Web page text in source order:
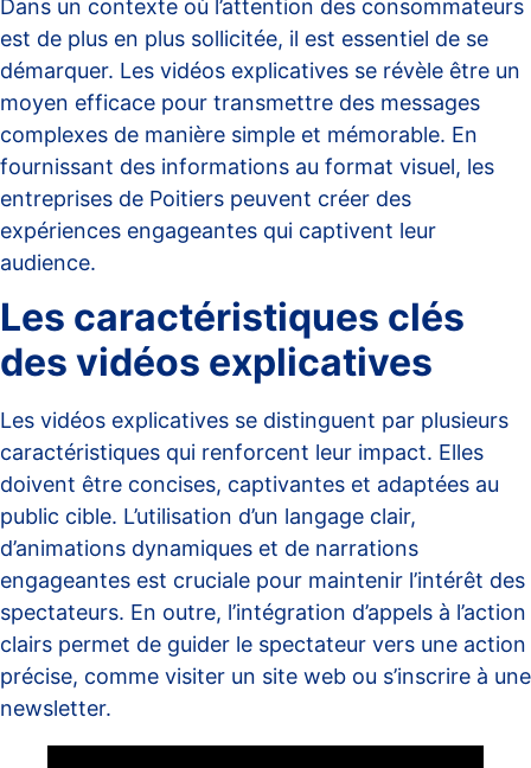
Dans un contexte où l’attention des consommateurs
est de plus en plus sollicitée, il est essentiel de se
démarquer. Les vidéos explicatives se révèle être un
moyen efficace pour transmettre des messages
complexes de manière simple et mémorable. En
fournissant des informations au format visuel, les
entreprises de Poitiers peuvent créer des
expériences engageantes qui captivent leur
audience.
Les caractéristiques clés
des vidéos explicatives
Les vidéos explicatives se distinguent par plusieurs
caractéristiques qui renforcent leur impact. Elles
doivent être concises, captivantes et adaptées au
public cible. L’utilisation d’un langage clair,
d’animations dynamiques et de narrations
engageantes est cruciale pour maintenir l’intérêt des
spectateurs. En outre, l’intégration d’appels à l’action
clairs permet de guider le spectateur vers une action
précise, comme visiter un site web ou s’inscrire à une
newsletter.